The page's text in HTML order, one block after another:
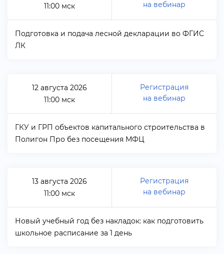
11:00 мск
Подготовка и подача лесной декларации во ФГИС
ЛК
на вебинар
12 августа 2026
11:00 мск
ГКУ и ГРП объектов капитального строительства
Полигон Про без посещения МФЦ
Регистрация
на вебинар
13 августа 2026
11:00 мск
Новый учебный год без накладок: как подготовить
школьное расписание за 1 день
Регистрация
на вебинар